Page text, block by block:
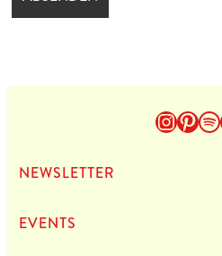
NEWS­LET­TER
EVENTS